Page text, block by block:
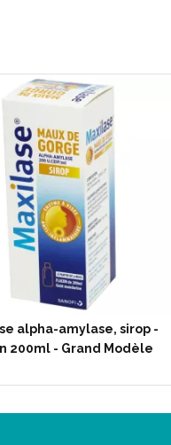
alpha-amylase, sirop -
200ml - Grand Modèle